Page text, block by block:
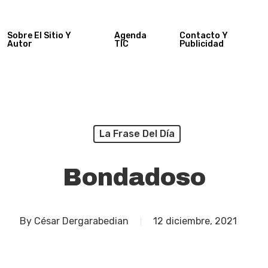
Sobre El Sitio Y
Autor
Agenda
TIC
Contacto Y
Publicidad
La Frase Del Día
Bondadoso
By César Dergarabedian 12 diciembre, 2021